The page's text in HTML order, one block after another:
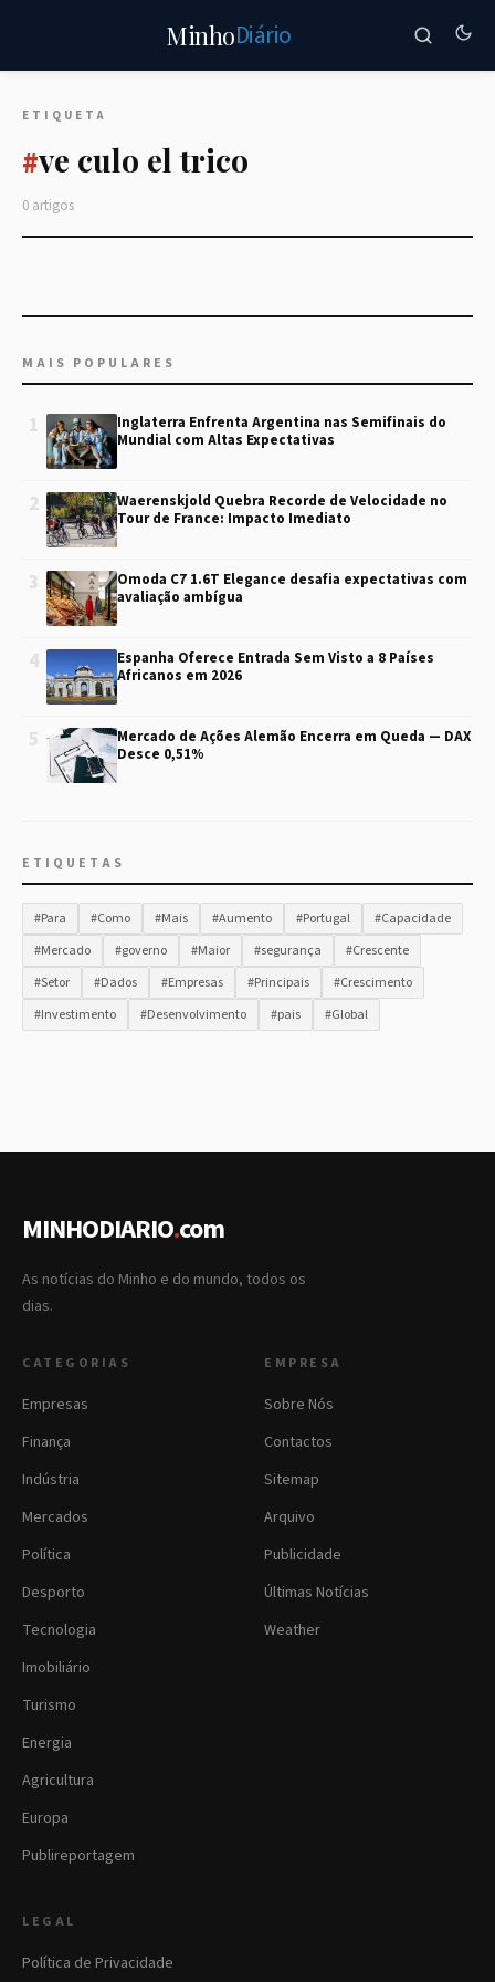
MinhoDiário
ETIQUETA
#ve culo el trico
0 artigos
MAIS POPULARES
1
Inglaterra Enfrenta Argentina nas Semifinais do
Mundial com Altas Expectativas
2
Waerenskjold Quebra Recorde de Velocidade no
Tour de France: Impacto Imediato
3
Omoda C7 1.6T Elegance desafia expectativas com
avaliação ambígua
4
Espanha Oferece Entrada Sem Visto a 8 Países
Africanos em 2026
5
Mercado de Ações Alemão Encerra em Queda — DAX
Desce 0,51%
ETIQUETAS
#Para #Como #Mais #Aumento #Portugal
#Capacidade
#Mercado
#governo #Maior #segurança
#Crescente
#Setor
#Dados #Empresas #Principais
#Crescimento
#Investimento
#Desenvolvimento #pais #Global
MINHODIARIO.com
As notícias do Minho e do mundo, todos os
dias.
CATEGORIAS
Empresas
Finança
Indústria
Mercados
Política
Desporto
Tecnologia
Imobiliário
Turismo
Energia
Agricultura
Europa
Publireportagem
EMPRESA
Sobre Nós
Contactos
Sitemap
Arquivo
Publicidade
Últimas Notícias
Weather
LEGAL
Política de Privacidade